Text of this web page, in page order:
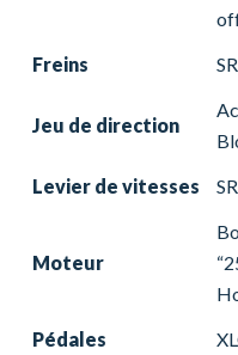
Freins
Jeu de direction
Levier de vitesses
Moteur
Pédales